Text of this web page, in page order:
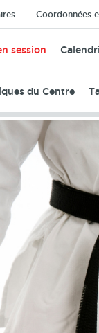
session
Adultes
du Centre
Coordonnées